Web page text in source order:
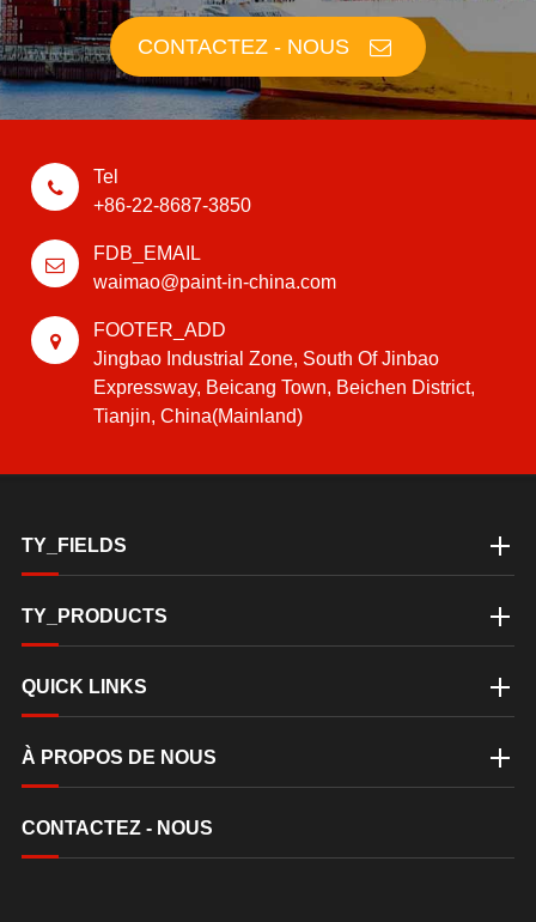
CONTACTEZ - NOUS
Tel
+86-22-8687-3850
FDB_EMAIL
waimao@paint-in-china.com
FOOTER_ADD
Jingbao Industrial Zone, South Of Jinbao
Expressway, Beicang Town, Beichen District,
Tianjin, China(Mainland)
TY_FIELDS
TY_PRODUCTS
QUICK LINKS
À PROPOS DE NOUS
CONTACTEZ - NOUS